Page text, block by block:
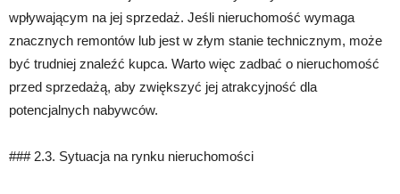
wpływającym na jej sprzedaż. Jeśli nieruchomość wymaga
znacznych remontów lub jest w złym stanie technicznym, może
być trudniej znaleźć kupca. Warto więc zadbać o nieruchomość
przed sprzedażą, aby zwiększyć jej atrakcyjność dla
potencjalnych nabywców.
### 2.3. Sytuacja na rynku nieruchomości